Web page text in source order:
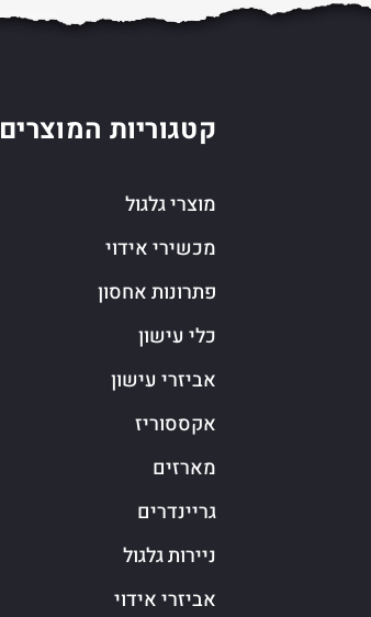
קטגוריות המוצרים
מוצרי גלגול
מכשירי אידוי
פתרונות אחסון
כלי עישון
אביזרי עישון
אקססוריז
מארזים
גריינדרים
ניירות גלגול
אביזרי אידוי